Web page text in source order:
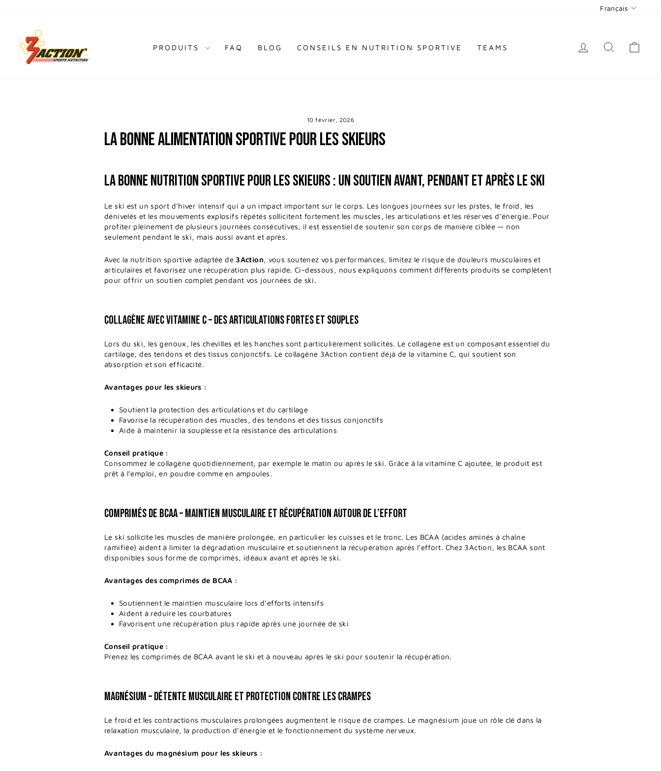
LANGUE
Français
PRODUITS FAQ BLOG CONSEILS EN NUTRITION SPORTIVE TEAMS SE CONNECTER
10 février, 2026
LA BONNE ALIMENTATION SPORTIVE POUR LES SKIEURS
LA BONNE NUTRITION SPORTIVE POUR LES SKIEURS : UN SOUTIEN AVANT, PENDANT ET APRÈS LE SKI
Le ski est un sport d’hiver intensif qui a un impact important sur le corps. Les longues journées sur les pistes, le froid, les
dénivelés et les mouvements explosifs répétés sollicitent fortement les muscles, les articulations et les réserves d’énergie. Pour
profiter pleinement de plusieurs journées consécutives, il est essentiel de soutenir son corps de manière ciblée — non
seulement pendant le ski, mais aussi avant et après.
Avec la nutrition sportive adaptée de 3Action, vous soutenez vos performances, limitez le risque de douleurs musculaires et
articulaires et favorisez une récupération plus rapide. Ci-dessous, nous expliquons comment différents produits se complètent
pour offrir un soutien complet pendant vos journées de ski.
COLLAGÈNE AVEC VITAMINE C – DES ARTICULATIONS FORTES ET SOUPLES
Lors du ski, les genoux, les chevilles et les hanches sont particulièrement sollicités. Le collagène est un composant essentiel du
cartilage, des tendons et des tissus conjonctifs. Le collagène 3Action contient déjà de la vitamine C, qui soutient son
absorption et son efficacité.
Avantages pour les skieurs :
Soutient la protection des articulations et du cartilage
Favorise la récupération des muscles, des tendons et des tissus conjonctifs
Aide à maintenir la souplesse et la résistance des articulations
Conseil pratique :
Consommez le collagène quotidiennement, par exemple le matin ou après le ski. Grâce à la vitamine C ajoutée, le produit est
prêt à l’emploi, en poudre comme en ampoules.
COMPRIMÉS DE BCAA – MAINTIEN MUSCULAIRE ET RÉCUPÉRATION AUTOUR DE L’EFFORT
Le ski sollicite les muscles de manière prolongée, en particulier les cuisses et le tronc. Les BCAA (acides aminés à chaîne
ramifiée) aident à limiter la dégradation musculaire et soutiennent la récupération après l’effort. Chez 3Action, les BCAA sont
disponibles sous forme de comprimés, idéaux avant et après le ski.
Avantages des comprimés de BCAA :
Soutiennent le maintien musculaire lors d’efforts intensifs
Aident à réduire les courbatures
Favorisent une récupération plus rapide après une journée de ski
Conseil pratique :
Prenez les comprimés de BCAA avant le ski et à nouveau après le ski pour soutenir la récupération.
MAGNÉSIUM – DÉTENTE MUSCULAIRE ET PROTECTION CONTRE LES CRAMPES
Le froid et les contractions musculaires prolongées augmentent le risque de crampes. Le magnésium joue un rôle clé dans la
relaxation musculaire, la production d’énergie et le fonctionnement du système nerveux.
Avantages du magnésium pour les skieurs :